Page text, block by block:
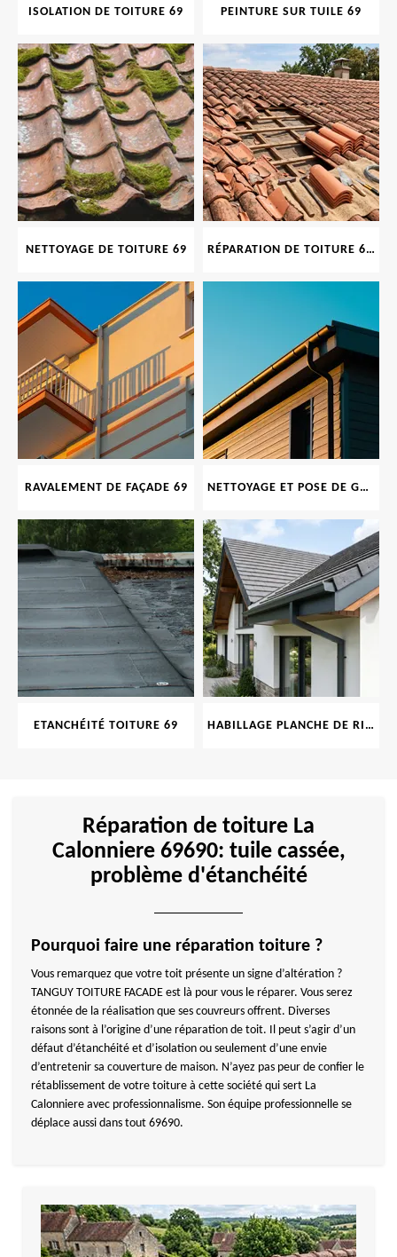
ISOLATION DE TOITURE 69 PEINTURE SUR TUILE 69
NETTOYAGE DE TOITURE 69 RÉPARATION DE TOITURE 69 RHONE, TUILES CASSÉES OU ABIMÉES
RAVALEMENT DE FAÇADE 69 NETTOYAGE ET POSE DE GOUTTIÈRE 69
ETANCHÉITÉ TOITURE 69 HABILLAGE PLANCHE DE RIVE 69
Réparation de toiture La
Calonniere 69690: tuile cassée,
problème d'étanchéité
Pourquoi faire une réparation toiture ?
Vous remarquez que votre toit présente un signe d’altération ?
TANGUY TOITURE FACADE est là pour vous le réparer. Vous serez
étonnée de la réalisation que ses couvreurs offrent. Diverses
raisons sont à l’origine d’une réparation de toit. Il peut s’agir d’un
défaut d’étanchéité et d’isolation ou seulement d’une envie
d’entretenir sa couverture de maison. N’ayez pas peur de confier le
rétablissement de votre toiture à cette société qui sert La
Calonniere avec professionnalisme. Son équipe professionnelle se
déplace aussi dans tout 69690.